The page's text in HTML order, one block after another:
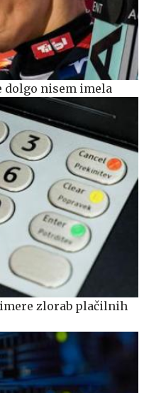
dolgo nisem imela
zlorab plačilnih